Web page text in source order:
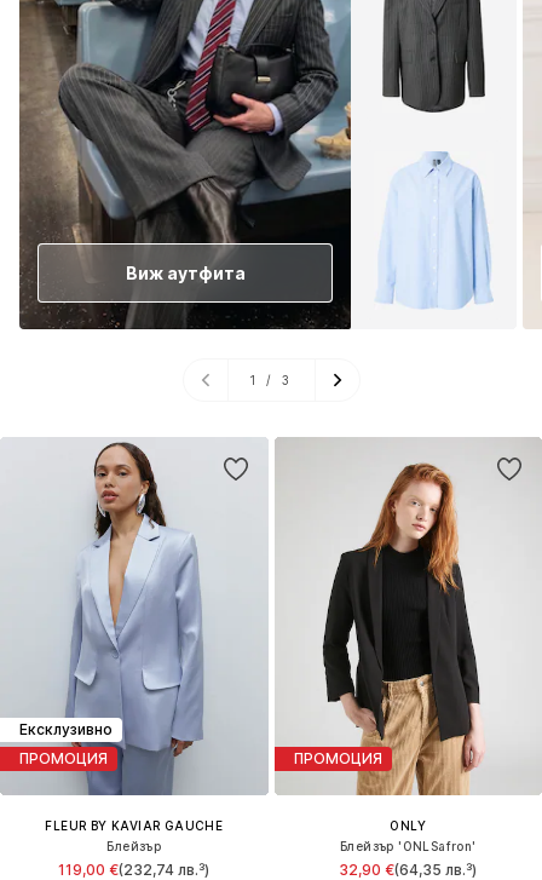
Ексклузивно
ПРОМОЦИЯ
FLEUR BY KAVIAR GAUCHE
Блейзър
119,00 €(232,74 лв.³)
ПРОМОЦИЯ
ONLY
Блейзър 'ONLSafron'
32,90 €(64,35 лв.³)
Виж аутфита
1 / 3